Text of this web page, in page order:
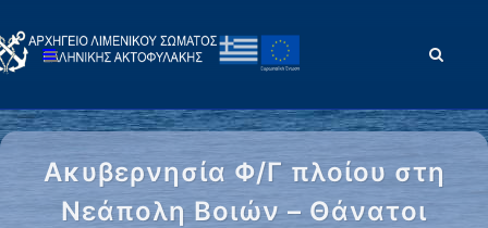
Ακυβερνησία Φ/Γ πλοίου στη
Νεάπολη Βοιών – Θάνατοι